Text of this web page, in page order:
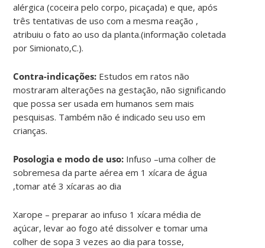
alérgica (coceira pelo corpo, picaçada) e que, após
três tentativas de uso com a mesma reação ,
atribuiu o fato ao uso da planta.(informação coletada
por Simionato,C.).
Contra-indicações: Estudos em ratos não
mostraram alterações na gestação, não significando
que possa ser usada em humanos sem mais
pesquisas. Também não é indicado seu uso em
crianças.
Posologia e modo de uso: Infuso –uma colher de
sobremesa da parte aérea em 1 xícara de água
,tomar até 3 xícaras ao dia
Xarope – preparar ao infuso 1 xícara média de
açúcar, levar ao fogo até dissolver e tomar uma
colher de sopa 3 vezes ao dia para tosse,